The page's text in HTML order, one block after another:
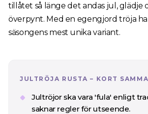
tillåtet så länge det andas jul, glädje
överpynt. Med en egengjord tröja
säsongens mest unika variant.
JULTRÖJA RUSTA – KORT
Jultröjor ska vara 'fula' enligt
saknar regler för utseende.